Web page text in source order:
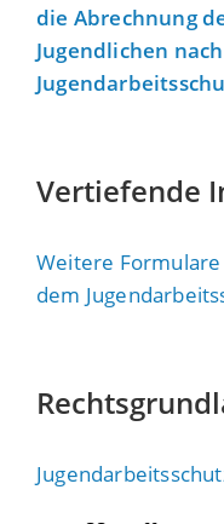
die Abrechnung
Jugendlichen
Vertiefende
Weitere
dem